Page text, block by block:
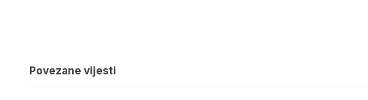
Povezane vijesti